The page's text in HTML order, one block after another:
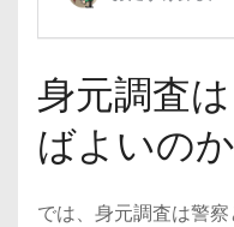
身元調査
ばよいのか
では、身元調査は警